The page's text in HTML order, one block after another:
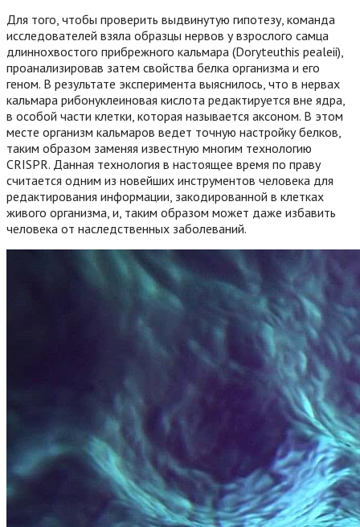
Для того, чтобы проверить выдвинутую гипотезу, команда
исследователей взяла образцы нервов у взрослого самца
длиннохвостого прибрежного кальмара (Doryteuthis pealeii),
проанализировав затем свойства белка организма и его
геном. В результате эксперимента выяснилось, что в нервах
кальмара рибонуклеиновая кислота редактируется вне ядра,
в особой части клетки, которая называется аксоном. В этом
месте организм кальмаров ведет точную настройку белков,
таким образом заменяя известную многим технологию
CRISPR. Данная технология в настоящее время по праву
считается одним из новейших инструментов человека для
редактирования информации, закодированной в клетках
живого организма, и, таким образом может даже избавить
человека от наследственных заболеваний.